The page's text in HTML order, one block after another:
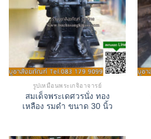
รูปเหมือนพระเกจิอาจารย์
สมเด็จพระเดศวรนั่ง ทอง
เหลือง รมดำ ขนาด 30 นิ้ว